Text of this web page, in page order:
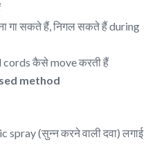
गा सकते हैं, निगल सकते हैं during
कैसे move करती हैं
method
spray (सुन्न करने वाली दवा) लगाई